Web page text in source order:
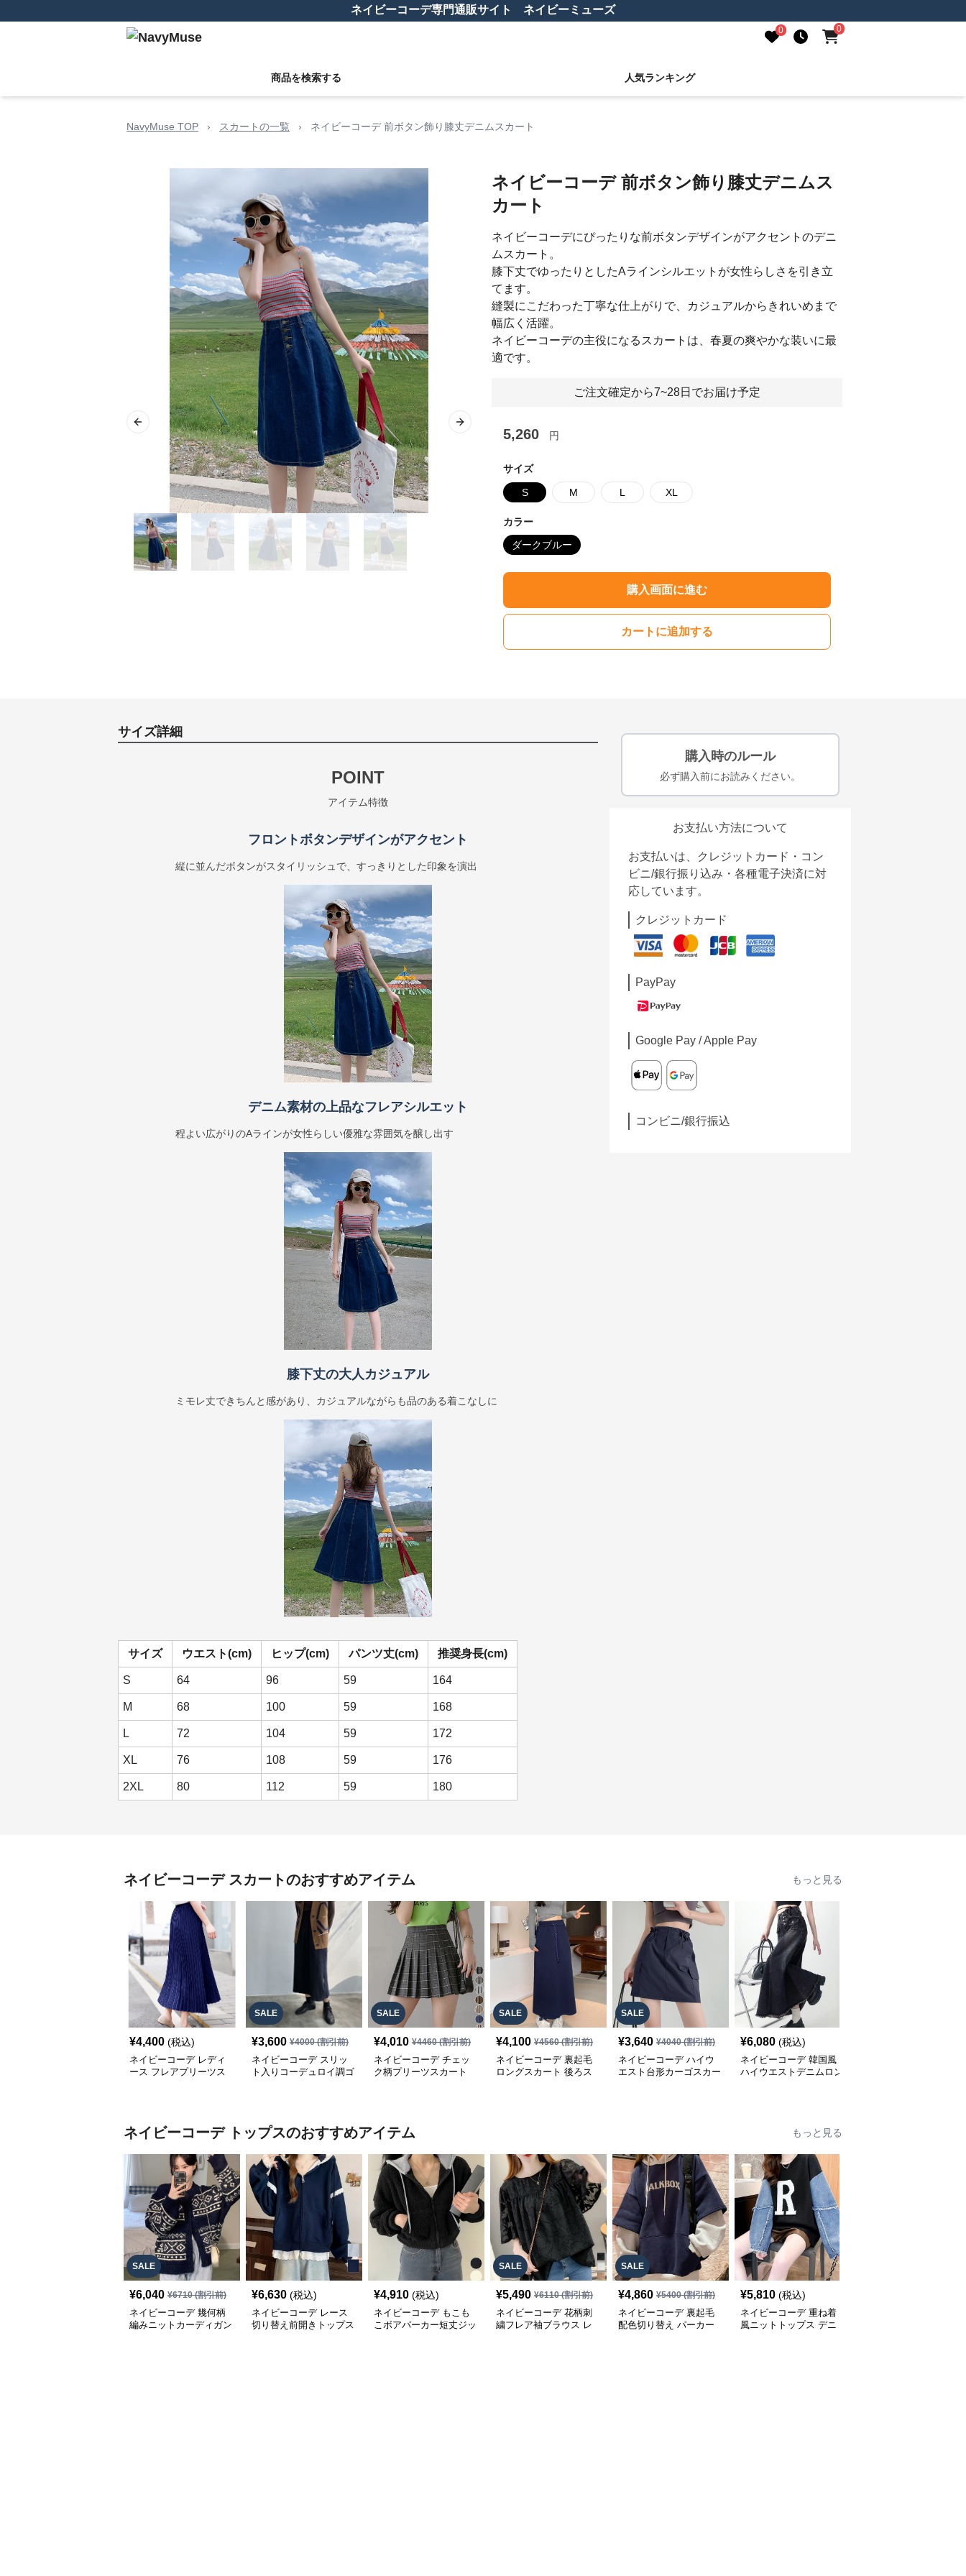
ネイビーコーデ専門通販サイト ネイビーミューズ
0 0
商品を検索する 人気ランキング
NavyMuse TOP › スカートの一覧 › ネイビーコーデ 前ボタン飾り膝丈デニムスカート
Previous slide Next slide
ネイビーコーデ 前ボタン飾り膝丈デニムス
カート
ネイビーコーデにぴったりな前ボタンデザインがアクセントのデニ
ムスカート。
膝下丈でゆったりとしたAラインシルエットが女性らしさを引き立
てます。
縫製にこだわった丁寧な仕上がりで、カジュアルからきれいめまで
幅広く活躍。
ネイビーコーデの主役になるスカートは、春夏の爽やかな装いに最
適です。
ご注文確定から7~28日でお届け予定
5,260 円
サイズ
S M L XL
カラー
ダークブルー
購入画面に進む
カートに追加する
サイズ詳細
POINT
アイテム特徴
フロントボタンデザインがアクセント
縦に並んだボタンがスタイリッシュで、すっきりとした印象を演出
デニム素材の上品なフレアシルエット
程よい広がりのAラインが女性らしい優雅な雰囲気を醸し出す
膝下丈の大人カジュアル
ミモレ丈できちんと感があり、カジュアルながらも品のある着こなしに
サイズ ウエスト(cm) ヒップ(cm) パンツ丈(cm) 推奨身長(cm)
S 64 96 59 164
M 68 100 59 168
L 72 104 59 172
XL 76 108 59 176
2XL 80 112 59 180
購入時のルール
必ず購入前にお読みください。
お支払い方法について
お支払いは、クレジットカード・コン
ビニ/銀行振り込み・各種電子決済に対
応しています。
クレジットカード
PayPay
Google Pay / Apple Pay
コンビニ/銀行振込
ネイビーコーデ スカートのおすすめアイテム もっと見る
¥4,400 (税込)
ネイビーコーデ レディ
ース フレアプリーツス
SALE
¥3,600 ¥4000(割引前)
ネイビーコーデ スリッ
ト入りコーデュロイ調ゴ
SALE
¥4,010 ¥4460(割引前)
ネイビーコーデ チェッ
ク柄プリーツスカート
SALE
¥4,100 ¥4560(割引前)
ネイビーコーデ 裏起毛
ロングスカート 後ろス
SALE
¥3,640 ¥4040(割引前)
ネイビーコーデ ハイウ
エスト台形カーゴスカー
¥6,080 (税込)
ネイビーコーデ 韓国風
ハイウエストデニムロン
ネイビーコーデ トップスのおすすめアイテム もっと見る
SALE
¥6,040 ¥6710(割引前)
ネイビーコーデ 幾何柄
編みニットカーディガン
¥6,630 (税込)
ネイビーコーデ レース
切り替え前開きトップス
¥4,910 (税込)
ネイビーコーデ もこも
こボアパーカー短丈ジッ
SALE
¥5,490 ¥6110(割引前)
ネイビーコーデ 花柄刺
繍フレア袖ブラウス レ
SALE
¥4,860 ¥5400(割引前)
ネイビーコーデ 裏起毛
配色切り替え パーカー
¥5,810 (税込)
ネイビーコーデ 重ね着
風ニットトップス デニ